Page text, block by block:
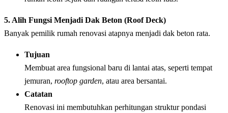
5. Alih Fungsi Menjadi Dak Beton (Roof Deck)
Banyak pemilik rumah renovasi atapnya menjadi dak beton rata.
Tujuan
Membuat area fungsional baru di lantai atas, seperti tempat
jemuran, rooftop garden, atau area bersantai.
Catatan
Renovasi ini membutuhkan perhitungan struktur pondasi